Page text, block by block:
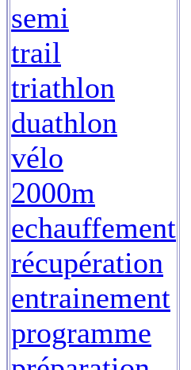
semi
trail
triathlon
duathlon
vélo
2000m
echauffement
récupération
entrainement
programme